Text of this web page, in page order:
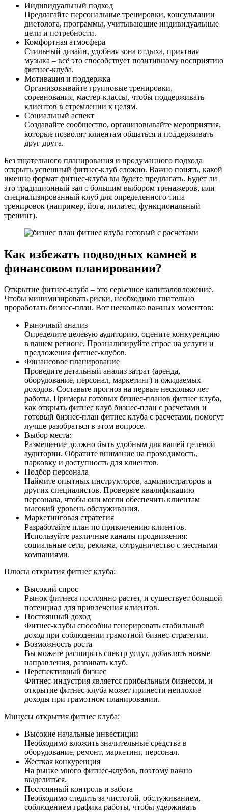
Индивидуальный подход
Предлагайте персональные тренировки, консультации
диетолога, программы, учитывающие индивидуальные
цели и потребности.
Комфортная атмосфера
Стильный дизайн, удобная зона отдыха, приятная
музыка – всё это способствует позитивному восприятию
фитнес-клуба.
Мотивация и поддержка
Организовывайте групповые тренировки,
соревнования, мастер-классы, чтобы поддерживать
клиентов в стремлении к целям.
Социальный аспект
Создавайте сообщество, организовывайте мероприятия,
которые позволят клиентам общаться и поддерживать
друг друга.
Без тщательного планирования и продуманного подхода
открыть успешный фитнес-клуб сложно. Важно понять, какой
именно формат фитнес-клуба вы будете предлагать. Будет ли
это традиционный зал с большим выбором тренажеров, или
специализированный клуб для определенного типа
тренировок (например, йога, пилатес, функциональный
тренинг).
Как избежать подводных камней в
финансовом планировании?
Открытие фитнес-клуба – это серьезное капиталовложение.
Чтобы минимизировать риски, необходимо тщательно
проработать бизнес-план. Вот несколько важных моментов:
Рыночный анализ
Определите целевую аудиторию, оцените конкуренцию
в вашем регионе. Проанализируйте спрос на услуги и
предложения фитнес-клубов.
Финансовое планирование
Проведите детальный анализ затрат (аренда,
оборудование, персонал, маркетинг) и ожидаемых
доходов. Составьте прогноз на первые несколько лет
работы. Примеры готовых бизнес-планов фитнес клуба,
как открыть фитнес клуб бизнес-план с расчетами и
готовый бизнес-план фитнес клуба с расчетами, помогут
лучше разобраться в этом вопросе.
Выбор места:
Размещение должно быть удобным для вашей целевой
аудитории. Обратите внимание на проходимость,
парковку и доступность для клиентов.
Подбор персонала
Наймите опытных инструкторов, администраторов и
других специалистов. Проверьте квалификацию
персонала, чтобы они могли обеспечить клиентам
высокий уровень обслуживания.
Маркетинговая стратегия
Разработайте план по привлечению клиентов.
Используйте различные каналы продвижения:
социальные сети, реклама, сотрудничество с местными
компаниями.
Плюсы открытия фитнес клуба:
Высокий спрос
Рынок фитнеса постоянно растет, и существует большой
потенциал для привлечения клиентов.
Постоянный доход
Фитнес-клубы способны генерировать стабильный
доход при соблюдении грамотной бизнес-стратегии.
Возможность роста
Вы можете расширять спектр услуг, добавлять новые
направления, развивать клуб.
Перспективный бизнес
Фитнес-индустрия является прибыльным бизнесом, и
открытие фитнес-клуба может принести неплохие
доходы при грамотном планировании.
Минусы открытия фитнес клуба:
Высокие начальные инвестиции
Необходимо вложить значительные средства в
оборудование, ремонт, маркетинг, персонал.
Жесткая конкуренция
На рынке много фитнес-клубов, поэтому важно
выделиться.
Постоянный контроль и забота
Необходимо следить за чистотой, обслуживанием,
соблюдением графика работы, чтобы удерживать